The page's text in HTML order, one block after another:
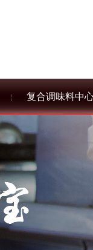
复合调味料中